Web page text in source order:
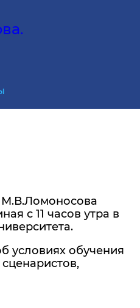
М.В.Ломоносова
с 11 часов утра в
условиях обучения